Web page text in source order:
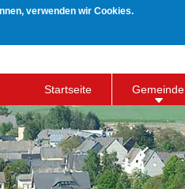
verwenden wir Cookies.
Startseite Gemeinde